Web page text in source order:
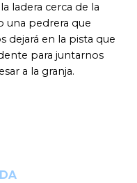
ladera cerca de la
una pedrera que
dejará en la pista que
para juntarnos
a la granja.